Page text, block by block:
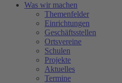
Was wir machen
Themenfelder
Einrichtungen
Geschäftsstellen
Ortsvereine
Schulen
Projekte
Aktuelles
Termine